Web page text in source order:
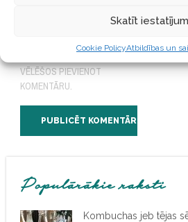
Skatīt
Cookie PolicyAtbildības un
E-PASTA ADRESI UN VIETNI
VĒLĒŠOS PIEVIENOT
KOMENTĀRU.
Populārākie raksti
Kombuchas jeb tējas